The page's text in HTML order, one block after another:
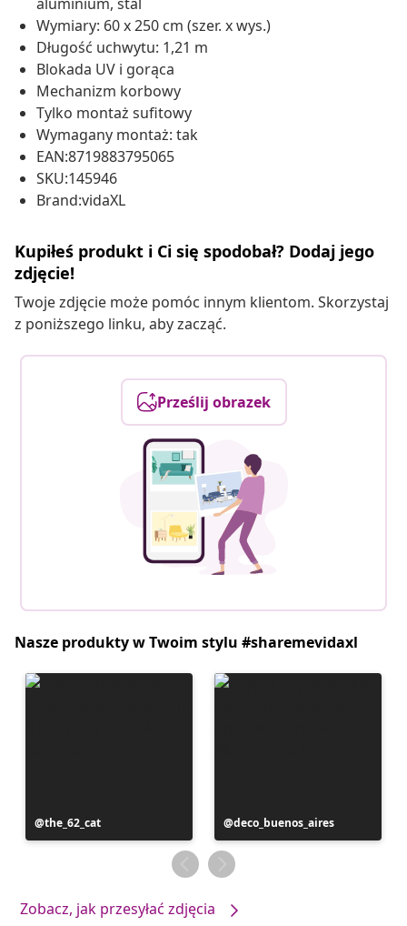
Wymiary: 60 x 250 cm (szer. x wys.)
Długość uchwytu: 1,21 m
Blokada UV i gorąca
Mechanizm korbowy
Tylko montaż sufitowy
Wymagany montaż: tak
EAN:8719883795065
SKU:145946
Brand:vidaXL
Kupiłeś produkt i Ci się spodobał? Dodaj jego
zdjęcie!
Twoje zdjęcie może pomóc innym klientom. Skorzystaj
z poniższego linku, aby zacząć.
Prześlij obrazek
Nasze produkty w Twoim stylu #sharemevidaxl
Post
opublikowany
the_62_cat
Post
opublikowany
przez
deco_buenos_aires
Zobacz, jak przesyłać zdjęcia